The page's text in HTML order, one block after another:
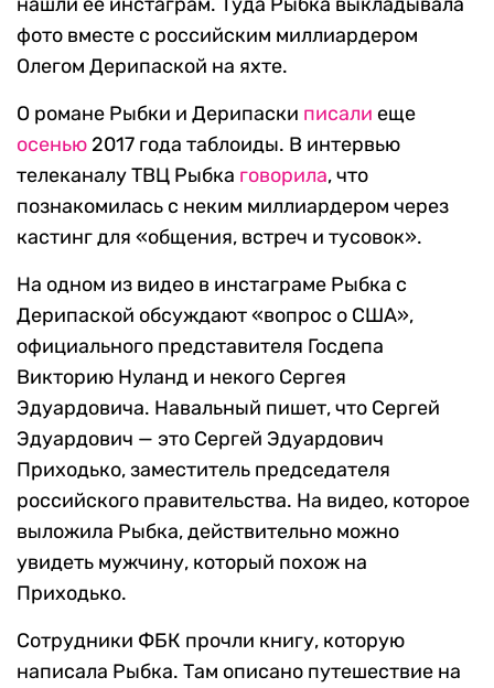
фото вместе с российским миллиардером
Олегом Дерипаской на яхте.
О романе Рыбки и Дерипаски писали еще
осенью2017 года таблоиды. В интервью
телеканалу ТВЦ Рыбка говорила, что
познакомилась с неким миллиардером через
кастинг для «общения, встреч и тусовок».
На одном из видео в инстаграме Рыбка с
Дерипаской обсуждают «вопрос о США»,
официального представителя Госдепа
Викторию Нуланд и некого Сергея
Эдуардовича. Навальный пишет, что Сергей
Эдуардович — это Сергей Эдуардович
Приходько, заместитель председателя
российского правительства. На видео, которое
выложила Рыбка, действительно можно
увидеть мужчину, который похож на
Приходько.
Сотрудники ФБК прочли книгу, которую
написала Рыбка. Там описано путешествие на